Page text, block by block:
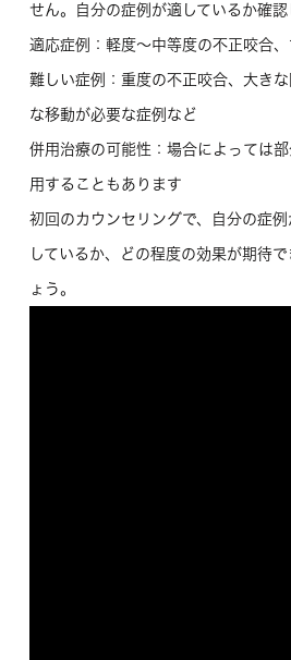
せん。自分の症例が適しているか確認
適応症例 ：軽度〜中等度の不正咬合
難しい症例 ：重度の不正咬合、大き
な移動が必要な症例など
併用治療の可能性 ：場合によっては
用することもあります
初回のカウンセリングで、自分の症
しているか、どの程度の効果が期待
ょう。